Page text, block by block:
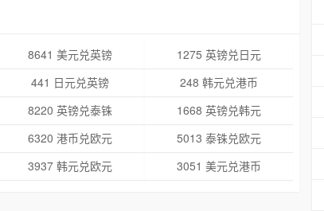
8641 美元兑英镑
1275 英镑兑日元
441 日元兑英镑
248 韩元兑港币
8220 英镑兑泰铢
1668 英镑兑韩元
6320 港币兑欧元
5013 泰铢兑欧元
3937 韩元兑欧元 3051 美元兑港币